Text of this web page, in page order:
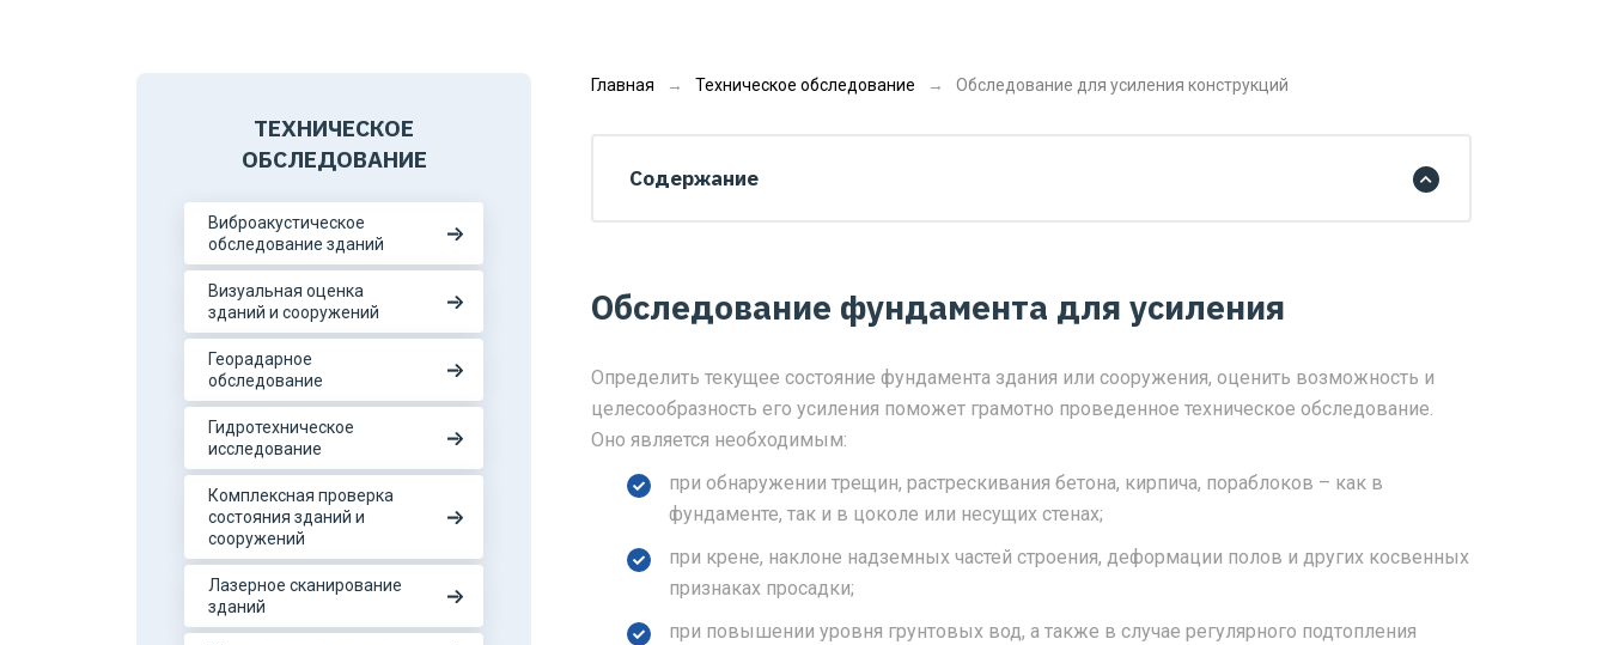
ТЕХНИЧЕСКОЕ
ОБСЛЕДОВАНИЕ
Виброакустическое
обследование зданий
Визуальная оценка
зданий и сооружений
Георадарное
обследование
Гидротехническое
исследование
Комплексная проверка
состояния зданий и
сооружений
Лазерное сканирование
зданий
Главная Техническое обследование Обследование для усиления конструкций
Содержание
Обследование фундамента для усиления
Определить текущее состояние фундамента здания или сооружения, оценить возможность и
целесообразность его усиления поможет грамотно проведенное техническое обследование.
Оно является необходимым:
при обнаружении трещин, растрескивания бетона, кирпича, пораблоков – как в
фундаменте, так и в цоколе или несущих стенах;
при крене, наклоне надземных частей строения, деформации полов и других косвенных
признаках просадки;
при повышении уровня грунтовых вод, а также в случае регулярного подтопления